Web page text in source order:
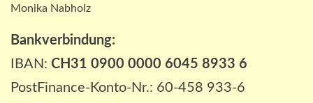
Monika Nabholz
Bankverbindung:
IBAN: CH31 0900 0000 6045 8933 6
PostFinance-Konto-Nr.: 60-458 933-6